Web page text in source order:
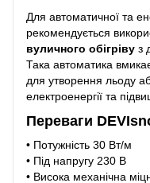
Для автоматичної та
рекомендується
вуличного обігріву з
Така автоматика
для утворення льоду
електроенергії та
Переваги
• Потужність 30 Вт/м
• Під напругу 230 В
• Висока механічна